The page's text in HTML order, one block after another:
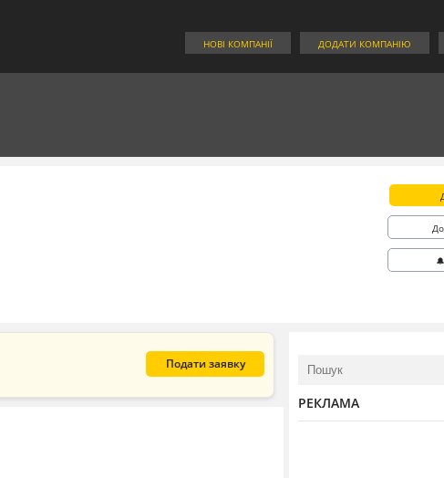
ДОДАТИ КОМПАНІЮ
НОВІ КОМПАНІЇ
Подати заявку
РЕКЛАМА